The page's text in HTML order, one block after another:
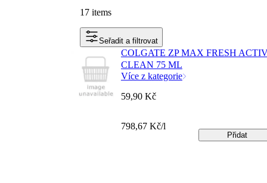
17 items
Seřadit a filtrovat
COLGATE ZP MAX FRESH
CLEAN 75 ML
Více z kategorie
59,90 Kč
798,67 Kč/l
Přidat